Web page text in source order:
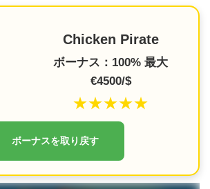
Chicken Pirate
ボーナス：100% 最大
€4500/$
★★★★★
ボーナスを取り戻す